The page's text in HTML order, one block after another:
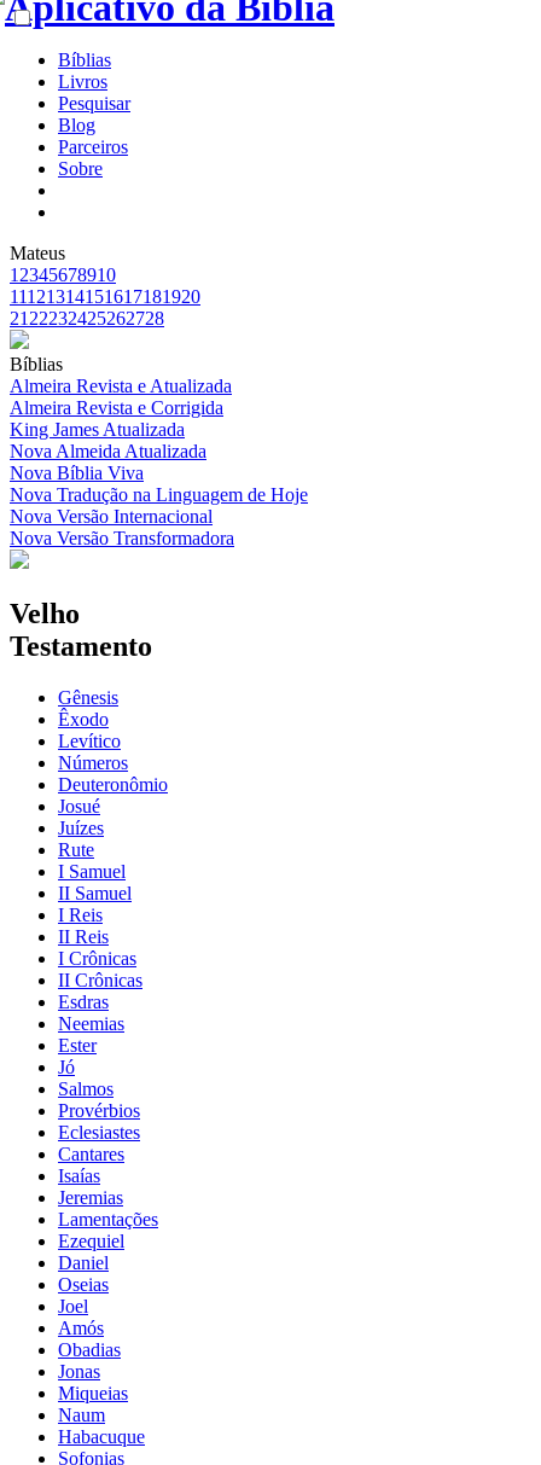
Bíblias
Livros
Pesquisar
Blog
Parceiros
Sobre
Mateus
1 2345678910
11121314151617181920
21 22232425262728
Bíblias
Almeira Revista e Atualizada
Almeira Revista e Corrigida
King James Atualizada
Nova Almeida Atualizada
Nova Bíblia Viva
Nova Tradução na Linguagem de Hoje
Nova Versão Internacional
Nova Versão Transformadora
Velho
Testamento
Gênesis
Êxodo
Levítico
Números
Deuteronômio
Josué
Juízes
Rute
I Samuel
II Samuel
I Reis
II Reis
I Crônicas
II Crônicas
Esdras
Neemias
Ester
Jó
Salmos
Provérbios
Eclesiastes
Cantares
Isaías
Jeremias
Lamentações
Ezequiel
Daniel
Oseias
Joel
Amós
Obadias
Jonas
Miqueias
Naum
Habacuque
Sofonias